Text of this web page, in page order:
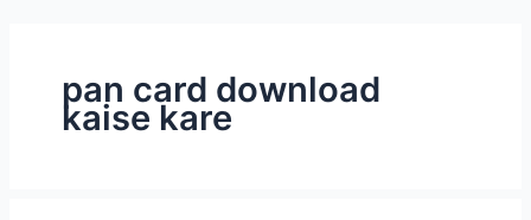
pan card download
kaise kare